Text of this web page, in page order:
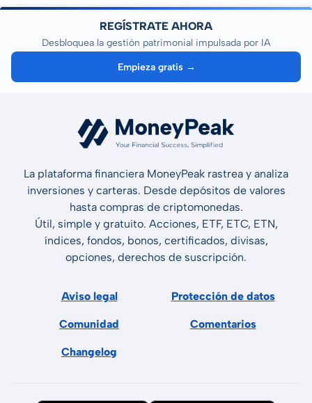
REGÍSTRATE AHORA
Desbloquea la gestión patrimonial impulsada por IA
Empieza gratis →
La plataforma financiera MoneyPeak rastrea y analiza
inversiones y carteras. Desde depósitos de valores
hasta compras de criptomonedas.
Útil, simple y gratuito. Acciones, ETF, ETC, ETN,
índices, fondos, bonos, certificados, divisas,
opciones, derechos de suscripción.
Aviso legal Protección de datos
Comunidad Comentarios
Changelog